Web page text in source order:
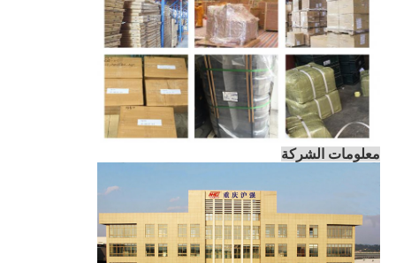
معلومات الشركة